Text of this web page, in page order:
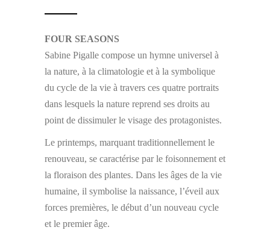
FOUR SEASONS
Sabine Pigalle compose un hymne universel à
la nature, à la climatologie et à la symbolique
du cycle de la vie à travers ces quatre portraits
dans lesquels la nature reprend ses droits au
point de dissimuler le visage des protagonistes.
Le printemps, marquant traditionnellement le
renouveau, se caractérise par le foisonnement et
la floraison des plantes. Dans les âges de la vie
humaine, il symbolise la naissance, l’éveil aux
forces premières, le début d’un nouveau cycle
et le premier âge.